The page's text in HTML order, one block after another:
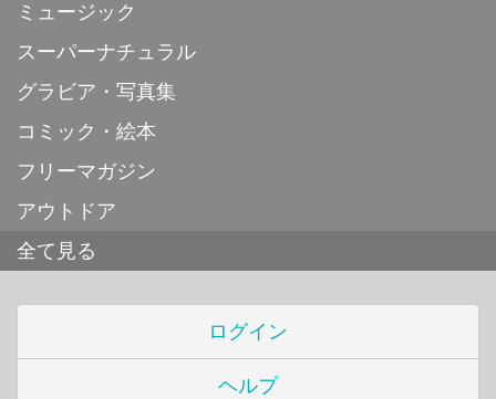
ミュージック
スーパーナチュラル
グラビア・写真集
コミック・絵本
フリーマガジン
アウトドア
全て見る
ログイン
ヘルプ